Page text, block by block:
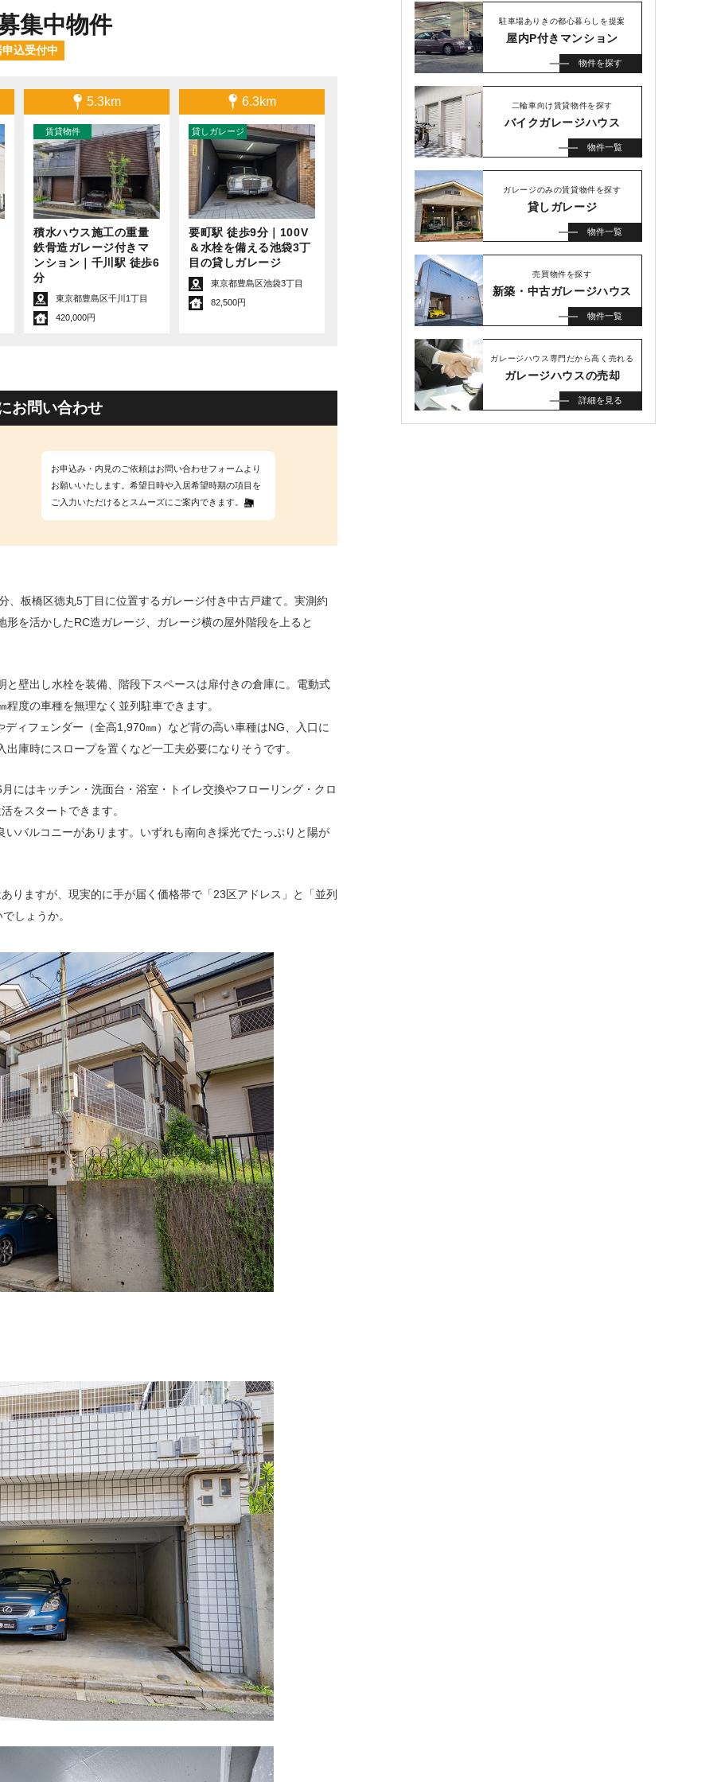
集中物件
込受付中
5.3km
積水ハウス施工の重量
鉄骨造ガレージ付きマ
ンション｜千川駅 徒歩6
分
東京都豊島区千川1丁目
420,000円
6.3km
要町駅 徒歩9分｜100V
＆水栓を備える池袋3丁
目の貸しガレージ
東京都豊島区池袋3丁目
82,500円
お問い合わせ
お申込み・内見のご依頼はお問い合わせフォームより
お願いいたします。希望日時や入居希望時期の項目を
ご入力いただけるとスムーズにご案内できます。
板橋区徳丸5丁目に位置するガレージ付き中古戸建て。実測約
を活かしたRC造ガレージ、ガレージ横の屋外階段を上ると
と壁出し水栓を装備、階段下スペースは扉付きの倉庫に。電動式
程度の車種を無理なく並列駐車できます。
ィフェンダー（全高1,970㎜）など背の高い車種はNG、入口に
庫時にスロープを置くなど一工夫必要になりそうです。
にはキッチン・洗面台・浴室・トイレ交換やフローリング・クロ
をスタートできます。
バルコニーがあります。いずれも南向き採光でたっぷりと陽が
りますが、現実的に手が届く価格帯で「23区アドレス」と「並列
しょうか。
駐車場ありきの都心暮らしを提案
屋内P付きマンション
物件を探す
二輪車向け賃貸物件を探す
バイクガレージハウス
物件一覧
ガレージのみの賃貸物件を探す
貸しガレージ
物件一覧
売買物件を探す
新築・中古ガレージハウス
物件一覧
ガレージハウス専門だから高く売れる
ガレージハウスの売却
詳細を見る